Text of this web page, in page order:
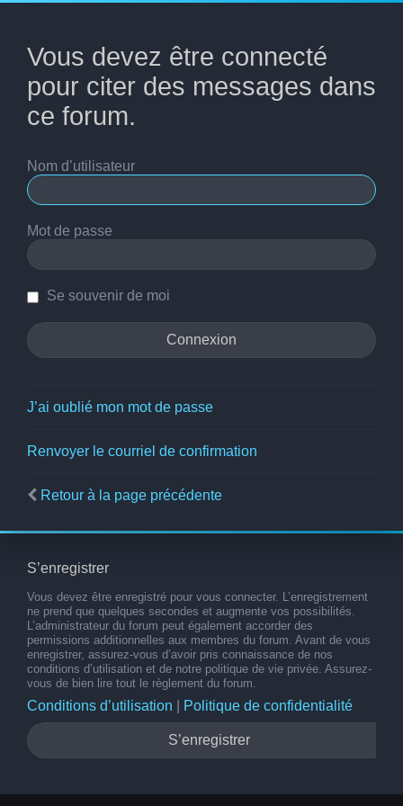
Vous devez être connecté
pour citer des messages dans
ce forum.
Nom d’utilisateur
Mot de passe
Se souvenir de moi
J’ai oublié mon mot de passe
Renvoyer le courriel de confirmation
Retour à la page précédente
S’enregistrer
Vous devez être enregistré pour vous connecter. L’enregistrement
ne prend que quelques secondes et augmente vos possibilités.
L’administrateur du forum peut également accorder des
permissions additionnelles aux membres du forum. Avant de vous
enregistrer, assurez-vous d’avoir pris connaissance de nos
conditions d’utilisation et de notre politique de vie privée. Assurez-
vous de bien lire tout le règlement du forum.
Conditions d’utilisation Politique de confidentialité
S’enregistrer